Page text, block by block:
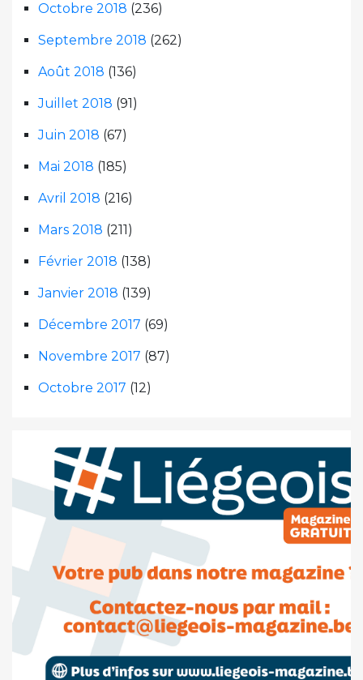
Octobre 2018 (236)
Septembre 2018 (262)
Août 2018 (136)
Juillet 2018 (91)
Juin 2018 (67)
Mai 2018 (185)
Avril 2018 (216)
Mars 2018 (211)
Février 2018 (138)
Janvier 2018 (139)
Décembre 2017 (69)
Novembre 2017 (87)
Octobre 2017 (12)